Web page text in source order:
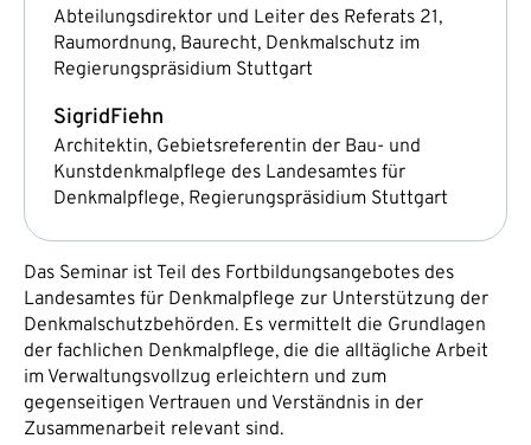
Abteilungsdirektor und Leiter des Referats 21,
Raumordnung, Baurecht, Denkmalschutz im
Regierungspräsidium Stuttgart
SigridFiehn
Architektin, Gebietsreferentin der Bau- und
Kunstdenkmalpflege des Landesamtes für
Denkmalpflege, Regierungspräsidium Stuttgart
Das Seminar ist Teil des Fortbildungsangebotes des
Landesamtes für Denkmalpflege zur Unterstützung der
Denkmalschutzbehörden. Es vermittelt die Grundlagen
der fachlichen Denkmalpflege, die die alltägliche Arbeit
im Verwaltungsvollzug erleichtern und zum
gegenseitigen Vertrauen und Verständnis in der
Zusammenarbeit relevant sind.